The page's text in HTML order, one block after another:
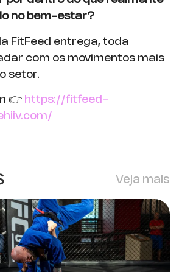
no bem-estar?
FitFeed entrega, toda
com os movimentos mais
setor.
👉 https://fitfeed-
Veja mais